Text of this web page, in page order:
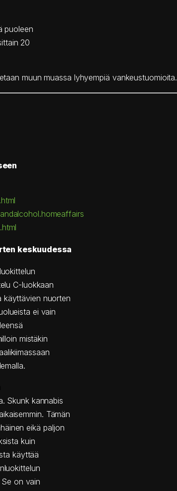
puoleen
20
muun muassa lyhyempiä vankeustuomioita.
keskuudessa
C-luokkaan
käyttävien nuorten
ei vain
mistäkin
Skunk kannabis
Tämän
eikä paljon
kuin
käyttää
on vain